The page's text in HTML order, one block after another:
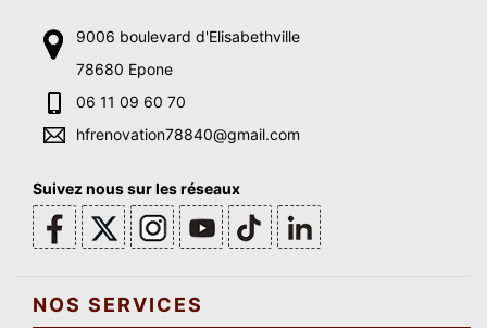
9006 boulevard d'Elisabethville
78680 Epone
06 11 09 60 70
hfrenovation78840@gmail.com
Suivez nous sur les réseaux
NOS SERVICES